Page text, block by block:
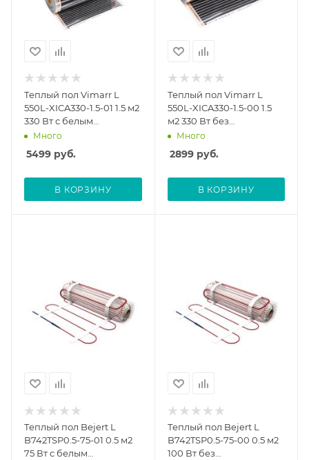
Теплый пол Vimarr L
550L-XICA330-1.5-01 1.5 м2
330 Вт с белым
механическим
терморегулятором
Много
5499 руб.
В КОРЗИНУ
Теплый пол Vimarr L
550L-XICA330-1.5-00 1.5
м2 330 Вт без
терморегулятора
Много
2899руб.
В КОРЗИНУ
Теплый пол Bejert L
B742TSP0.5-75-01 0.5 м2
75 Вт с белым
Теплый пол Bejert L
B742TSP0.5-75-00 0.5 м2
100 Вт без